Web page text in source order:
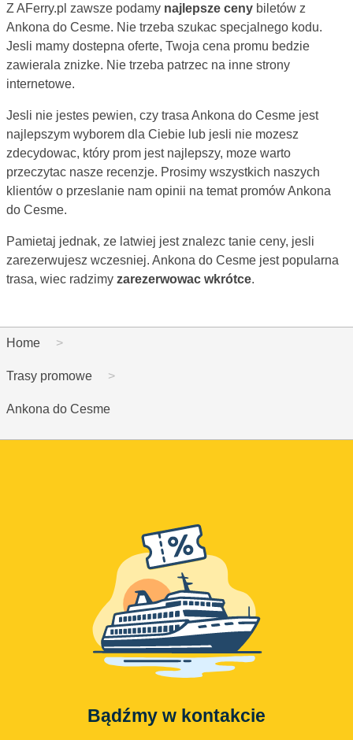
Z AFerry.pl zawsze podamy najlepsze ceny biletów z
Ankona do Cesme. Nie trzeba szukac specjalnego kodu.
Jesli mamy dostepna oferte, Twoja cena promu bedzie
zawierala znizke. Nie trzeba patrzec na inne strony
internetowe.
Jesli nie jestes pewien, czy trasa Ankona do Cesme jest
najlepszym wyborem dla Ciebie lub jesli nie mozesz
zdecydowac, który prom jest najlepszy, moze warto
przeczytac nasze recenzje. Prosimy wszystkich naszych
klientów o przeslanie nam opinii na temat promów Ankona
do Cesme.
Pamietaj jednak, ze latwiej jest znalezc tanie ceny, jesli
zarezerwujesz wczesniej. Ankona do Cesme jest popularna
trasa, wiec radzimy zarezerwowac wkrótce.
Home
Trasy promowe
Ankona do Cesme
Bądźmy w kontakcie